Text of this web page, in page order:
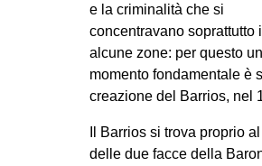
EUROPA
MEDIO ORIENTE
MONDO
in
e la criminalità che si
concentravano soprattutto
alcune zone: per questo un
momento fondamentale è
creazione del Barrios, nel
Il Barrios si trova proprio
delle due facce della